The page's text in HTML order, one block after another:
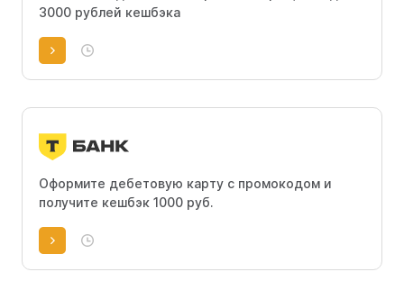
3000 рублей кешбэка
Оформите дебетовую карту с промокодом и
получите кешбэк 1000 руб.